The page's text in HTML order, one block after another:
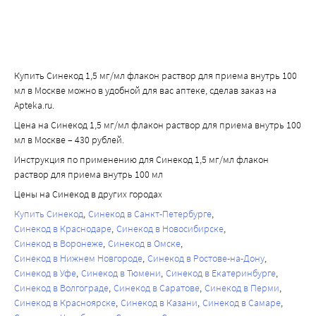
Купить Синекод 1,5 мг/мл флакон раствор для приема внутрь 100
мл в Москве можно в удобной для вас аптеке, сделав заказ на
Apteka.ru.
Цена на Синекод 1,5 мг/мл флакон раствор для приема внутрь 100
мл в Москве – 430 рублей.
Инструкция по применению для Синекод 1,5 мг/мл флакон
раствор для приема внутрь 100 мл
Цены на Синекод в других городах
Купить Синекод Синекод в Санкт-Петербурге
Синекод в Краснодаре Синекод в Новосибирске
Синекод в Воронеже Синекод в Омске
Синекод в Нижнем Новгороде Синекод в Ростове-на-Дону
Синекод в Уфе Синекод в Тюмени Синекод в Екатеринбурге
Синекод в Волгограде Синекод в Саратове Синекод в Перми
Синекод в Красноярске Синекод в Казани Синекод в Самаре